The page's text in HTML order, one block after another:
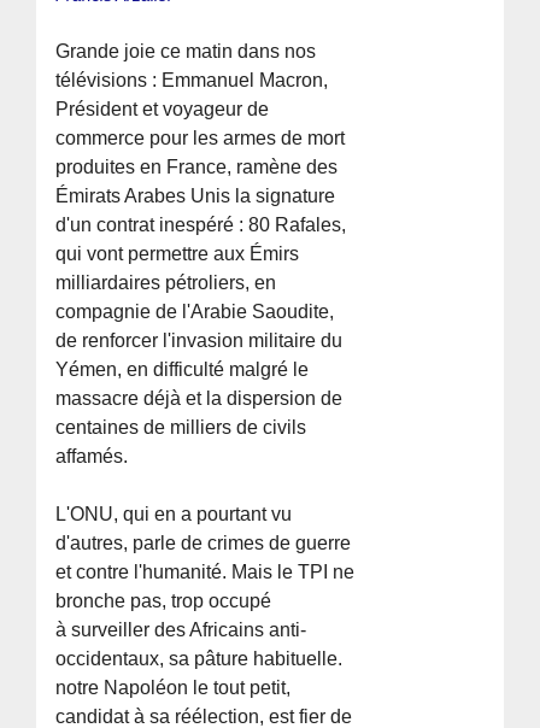
Grande joie ce matin dans nos
télévisions : Emmanuel Macron,
Président et voyageur de
commerce pour les armes de mort
produites en France, ramène des
Émirats Arabes Unis la signature
d'un contrat inespéré : 80 Rafales,
qui vont permettre aux Émirs
milliardaires pétroliers, en
compagnie de l'Arabie Saoudite,
de renforcer l'invasion militaire du
Yémen, en difficulté malgré le
massacre déjà et la dispersion de
centaines de milliers de civils
affamés.
L'ONU, qui en a pourtant vu
d'autres, parle de crimes de guerre
et contre l'humanité. Mais le TPI ne
bronche pas, trop occupé
à surveiller des Africains anti-
occidentaux, sa pâture habituelle.
notre Napoléon le tout petit,
candidat à sa réélection, est fier de